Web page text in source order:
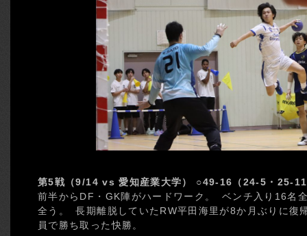
第5戦（9/14 vs 愛知産業大学） ○49-16（24-5・25-
前半からDF・GK陣がハードワーク。 ベンチ入り16名
全う。 長期離脱していたRW平田海里が8か月ぶりに復
員で勝ち取った快勝。